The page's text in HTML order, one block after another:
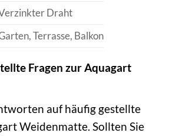
Draht
Terrasse, Balkon
Fragen zur Aquagart
auf häufig gestellte
Weidenmatte. Sollten Sie